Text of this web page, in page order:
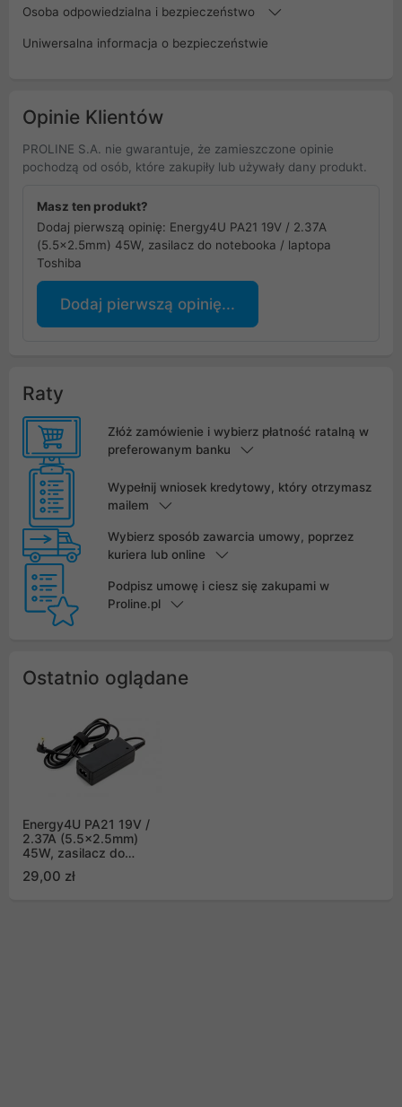
Osoba odpowiedzialna i bezpieczeństwo
Uniwersalna informacja o bezpieczeństwie
Opinie Klientów
PROLINE S.A. nie gwarantuje, że zamieszczone opinie
pochodzą od osób, które zakupiły lub używały dany produkt.
Masz ten produkt?
Dodaj pierwszą opinię: Energy4U PA21 19V / 2.37A
(5.5x2.5mm) 45W, zasilacz do notebooka / laptopa
Toshiba
Dodaj pierwszą opinię...
Raty
Złóż zamówienie i wybierz płatność ratalną w
preferowanym banku
Wypełnij wniosek kredytowy, który otrzymasz
mailem
Wybierz sposób zawarcia umowy, poprzez
kuriera lub online
Podpisz umowę i ciesz się zakupami w
Proline.pl
Ostatnio oglądane
Energy4U PA21 19V /
2.37A (5.5x2.5mm)
45W, zasilacz do
Toshiba
29,00 zł